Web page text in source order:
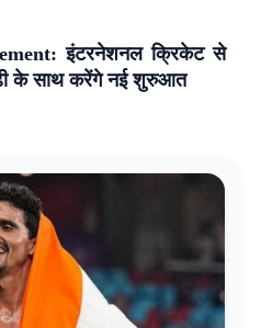
इंटरनेशनल क्रिकेट से
के साथ करेंगे नई शुरुआत